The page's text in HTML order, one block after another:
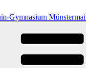
Münstermaifeld